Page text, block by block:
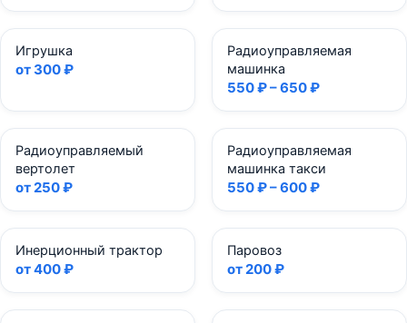
Игрушка
от 300 ₽
Радиоуправляемая
машинка
550 ₽ – 650 ₽
Радиоуправляемый
вертолет
от 250 ₽
Радиоуправляемая
машинка такси
550 ₽ – 600 ₽
Инерционный трактор
от 400 ₽
Паровоз
от 200 ₽